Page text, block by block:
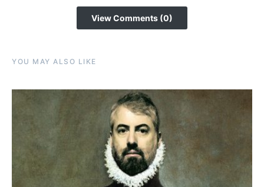
View Comments (0)
YOU MAY ALSO LIKE